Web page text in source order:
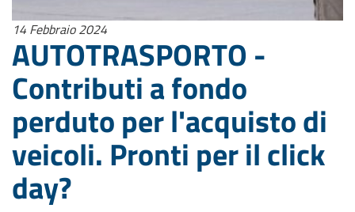
14 Febbraio 2024
AUTOTRASPORTO -
Contributi a fondo
perduto per l'acquisto di
veicoli. Pronti per il click
day?